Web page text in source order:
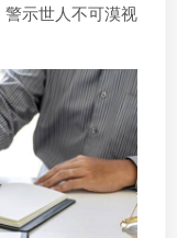
示世人不可漠视